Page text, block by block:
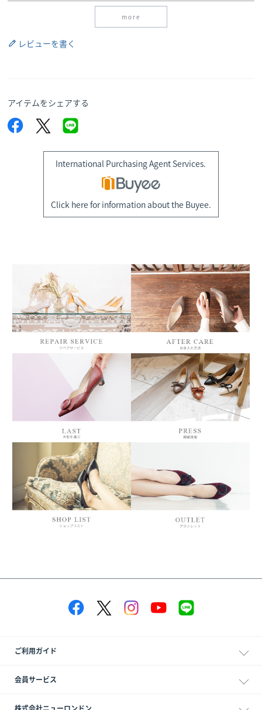
more
レビューを書く
アイテムをシェアする
International Purchasing Agent Services.
Click here for information about the Buyee.
ご利用ガイド
会員サービス